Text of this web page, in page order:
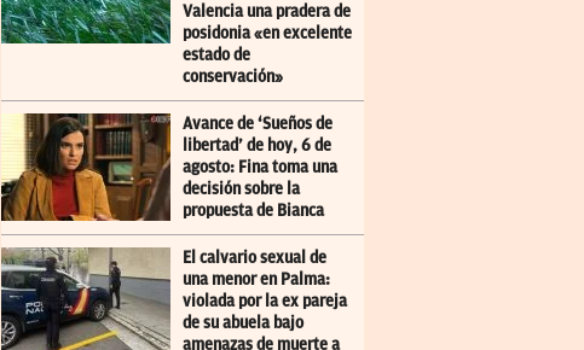
Valencia una pradera de
posidonia «en excelente
estado de
conservación»
Avance de ‘Sueños de
libertad’ de hoy, 6 de
agosto: Fina toma una
decisión sobre la
propuesta de Bianca
El calvario sexual de
una menor en Palma:
violada por la ex pareja
de su abuela bajo
amenazas de muerte a